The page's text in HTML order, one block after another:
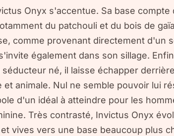
Onyx s'accentue. Sa base compte
du patchouli et du bois de
comme provenant directement d'un
également dans son sillage.
né, il laisse échapper
animale. Nul ne semble pouvoir lui
d'un idéal à atteindre pour les
Très contrasté, Invictus Onyx
vives vers une base beaucoup plus